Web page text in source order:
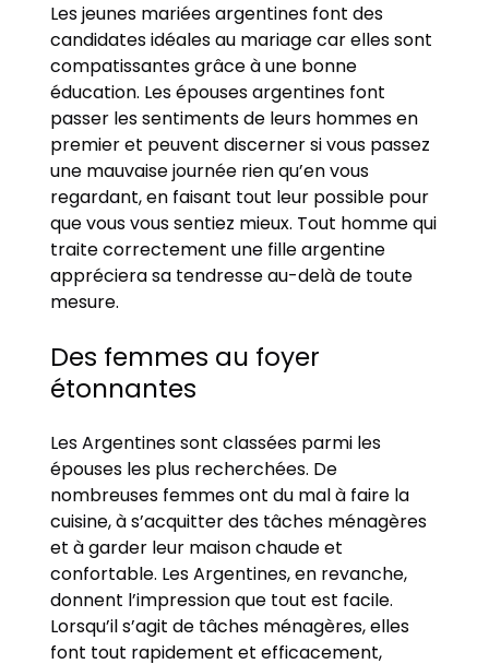
Les jeunes mariées argentines font des
candidates idéales au mariage car elles sont
compatissantes grâce à une bonne
éducation. Les épouses argentines font
passer les sentiments de leurs hommes en
premier et peuvent discerner si vous passez
une mauvaise journée rien qu’en vous
regardant, en faisant tout leur possible pour
que vous vous sentiez mieux. Tout homme qui
traite correctement une fille argentine
appréciera sa tendresse au-delà de toute
mesure.
Des femmes au foyer
étonnantes
Les Argentines sont classées parmi les
épouses les plus recherchées. De
nombreuses femmes ont du mal à faire la
cuisine, à s’acquitter des tâches ménagères
et à garder leur maison chaude et
confortable. Les Argentines, en revanche,
donnent l’impression que tout est facile.
Lorsqu’il s’agit de tâches ménagères, elles
font tout rapidement et efficacement,